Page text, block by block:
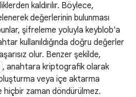
kaldırılır. Böylece,
değerlerinin bulunması
şifreleme yoluyla keyblob'a
kullanıldığında doğru değerler
olur. Benzer şekilde,
, anahtara kriptografik olarak
veya içe aktarma
hiçbir zaman döndürülmez.